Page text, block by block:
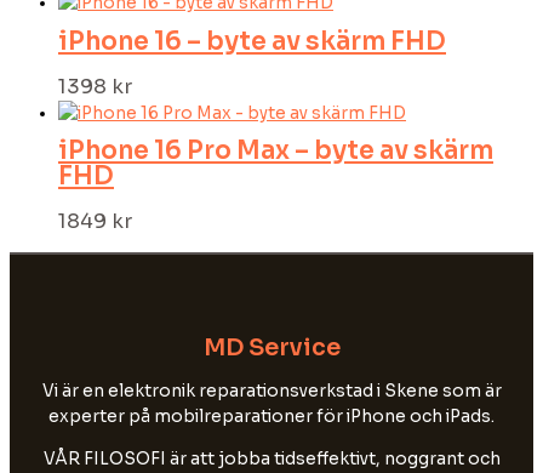
iPhone 16 – byte av skärm FHD
1398 kr
iPhone 16 Pro Max – byte av skärm
FHD
1849 kr
MD Service
Vi är en elektronik reparationsverkstad i Skene som är
experter på mobilreparationer för iPhone och iPads.
VÅR FILOSOFI är att jobba tidseffektivt, noggrant och